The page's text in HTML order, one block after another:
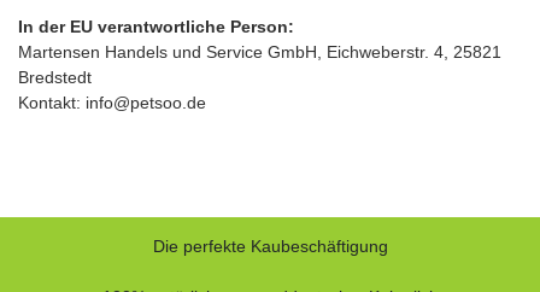
In der EU verantwortliche Person:
Martensen Handels und Service GmbH, Eichweberstr. 4, 25821
Bredstedt
Kontakt: info@petsoo.de
Die perfekte Kaubeschäftigung